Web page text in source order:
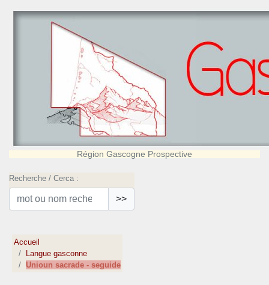
Région Gascogne Prospective
Recherche / Cerca :
>>
Accueil
Langue gasconne
Unioun sacrade - seguide